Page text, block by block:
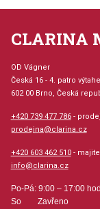
CLARINA
OD Vágner
Česká 16 - 4. patro
602 00 Brno, Česká
+420 739 477 786-
prodejna@clarina.cz
+420 603 462 510-
info@clarina.cz
Po-Pá: 9:00 – 17:00
So Zavřeno